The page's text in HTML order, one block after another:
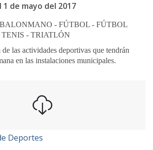
1 de mayo del 2017
- FÚTBOL - FÚTBOL
- TRIATLÓN
las actividades deportivas que tendrán
en las instalaciones municipales.
Deportes